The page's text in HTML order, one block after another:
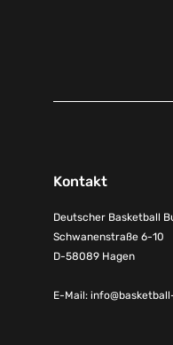
Kontakt
Deutscher Basketball
Schwanenstraße 6-10
D-58089 Hagen
E-Mail: